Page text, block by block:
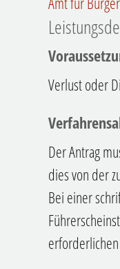
Verlust oder
Der Antrag
dies von der
Bei einer